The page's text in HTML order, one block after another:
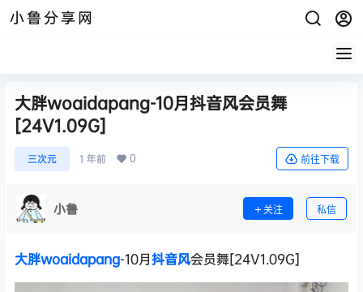
小鲁分享网
大胖woaidapang-10月抖音风会员舞
[24V1.09G]
三次元 1 年前 0 前往下载
小鲁 关注 私信
大胖woaidapang-10月抖音风会员舞[24V1.09G]